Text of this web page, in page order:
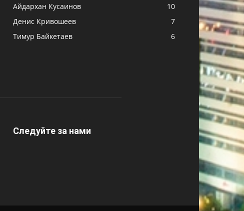
Айдархан Кусаинов
10
Денис Кривошеев
7
Тимур Байкетаев
6
Следуйте за нами